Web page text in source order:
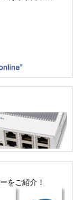
をご紹介！